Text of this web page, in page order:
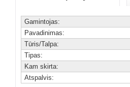
Gamintojas:
Pavadinimas:
Tūris/Talpa:
Tipas:
Kam skirta:
Atspalvis: